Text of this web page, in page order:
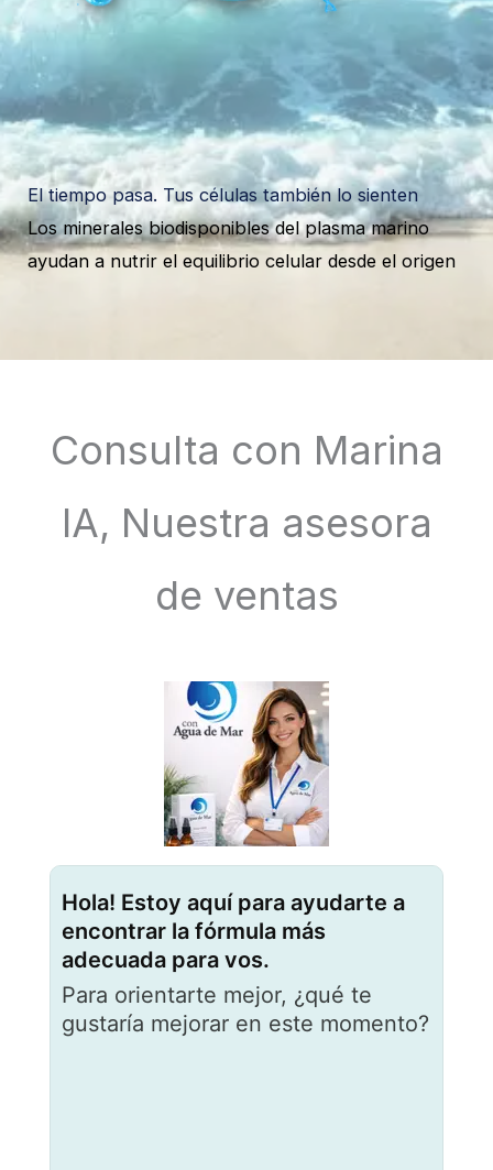
El tiempo pasa. Tus células también lo sienten
Los minerales biodisponibles del plasma marino
ayudan a nutrir el equilibrio celular desde el origen
Consulta con Marina
IA, Nuestra asesora
de ventas
Hola! Estoy aquí para ayudarte a
encontrar la fórmula más
adecuada para vos.
Para orientarte mejor, ¿qué te
gustaría mejorar en este momento?